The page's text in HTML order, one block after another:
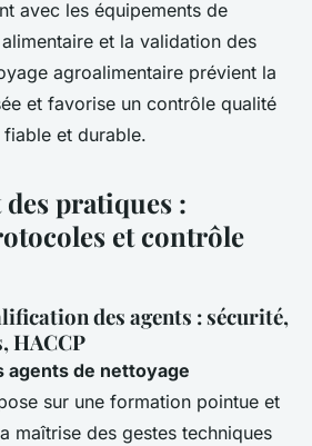
avec les équipements de
et la validation des
agroalimentaire prévient la
et favorise un contrôle qualité
et durable.
pratiques :
et contrôle
des agents : sécurité,
HACCP
agents de nettoyage
sur une formation pointue et
maîtrise des gestes techniques